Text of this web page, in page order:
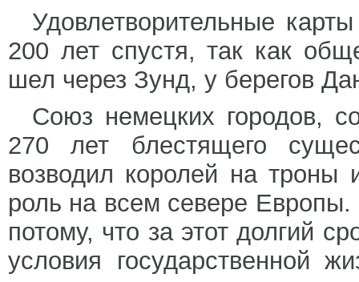
Удовлетворительные
200 лет спустя, так как
шел через Зунд, у берегов
Союз немецких городов,
270 лет блестящего
возводил королей на троны
роль на всем севере
потому, что за этот долгий
условия государственной